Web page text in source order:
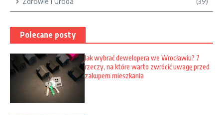
Polecane posty
Jak wybrać dewelopera we Wrocławiu? 7
rzeczy, na które warto zwrócić uwagę przed
zakupem mieszkania